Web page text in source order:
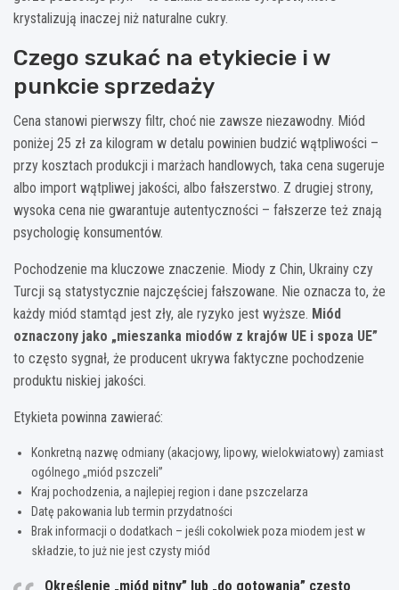
krystalizują inaczej niż naturalne cukry.
Czego szukać na etykiecie i w
punkcie sprzedaży
Cena stanowi pierwszy filtr, choć nie zawsze niezawodny. Miód
poniżej 25 zł za kilogram w detalu powinien budzić wątpliwości –
przy kosztach produkcji i marżach handlowych, taka cena sugeruje
albo import wątpliwej jakości, albo fałszerstwo. Z drugiej strony,
wysoka cena nie gwarantuje autentyczności – fałszerze też znają
psychologię konsumentów.
Pochodzenie ma kluczowe znaczenie. Miody z Chin, Ukrainy czy
Turcji są statystycznie najczęściej fałszowane. Nie oznacza to, że
każdy miód stamtąd jest zły, ale ryzyko jest wyższe. Miód
oznaczony jako „mieszanka miodów z krajów UE i spoza UE”
to często sygnał, że producent ukrywa faktyczne pochodzenie
produktu niskiej jakości.
Etykieta powinna zawierać:
Konkretną nazwę odmiany (akacjowy, lipowy, wielokwiatowy) zamiast
ogólnego „miód pszczeli”
Kraj pochodzenia, a najlepiej region i dane pszczelarza
Datę pakowania lub termin przydatności
Brak informacji o dodatkach – jeśli cokolwiek poza miodem jest w
składzie, to już nie jest czysty miód
Określenie „miód pitny” lub „do gotowania” często